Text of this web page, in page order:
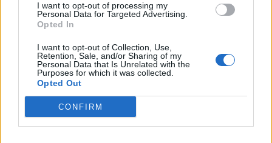
I want to opt-out of processing my
Personal Data for Targeted Advertising.
Opted In
I want to opt-out of Collection, Use,
Retention, Sale, and/or Sharing of my
Personal Data that Is Unrelated with the
Purposes for which it was collected.
Opted Out
CONFIRM
Vykradených aut na Příbramsku přibylo.
Každý sedmý řidič měl problém. Policie
30 přestupků